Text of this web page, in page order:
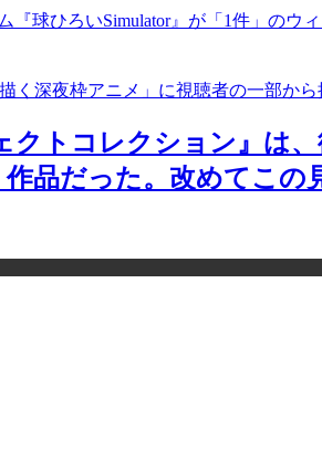
『球ひろいSimulator』が「1件」の
く深夜枠アニメ」に視聴者の一部か
クトコレクション』は
品だった。改めてこの